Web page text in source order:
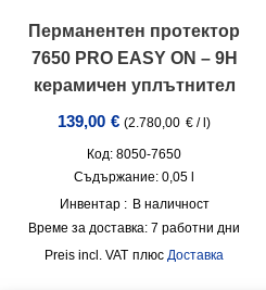
Перманентен протектор
7650 PRO EASY ON – 9H
керамичен уплътнител
139,00 € (2.780,00 € / )
Код: 8050-7650
Съдържание: 0,05 l
Инвентар : В наличност
Време за доставка: 7 работни дни
incl. VAT плюс Доставка